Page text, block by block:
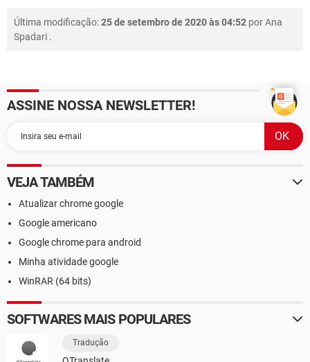
Última modificação:25 de setembro de 2020 às 04:52 porAna
Spadari .
ASSINE NOSSA NEWSLETTER!
VEJA TAMBÉM
Atualizar chrome google
Google americano
Google chrome para android
Minha atividade google
WinRAR (64 bits)
SOFTWARES MAIS POPULARES
Tradução